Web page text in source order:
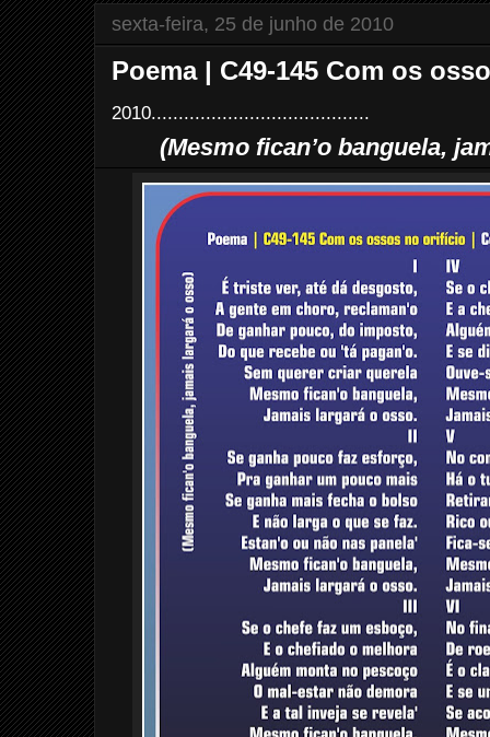
sexta-feira, 25 de junho de 2010
Poema | C49-145 Com os
2010........................................
(Mesmo fican’o banguela,